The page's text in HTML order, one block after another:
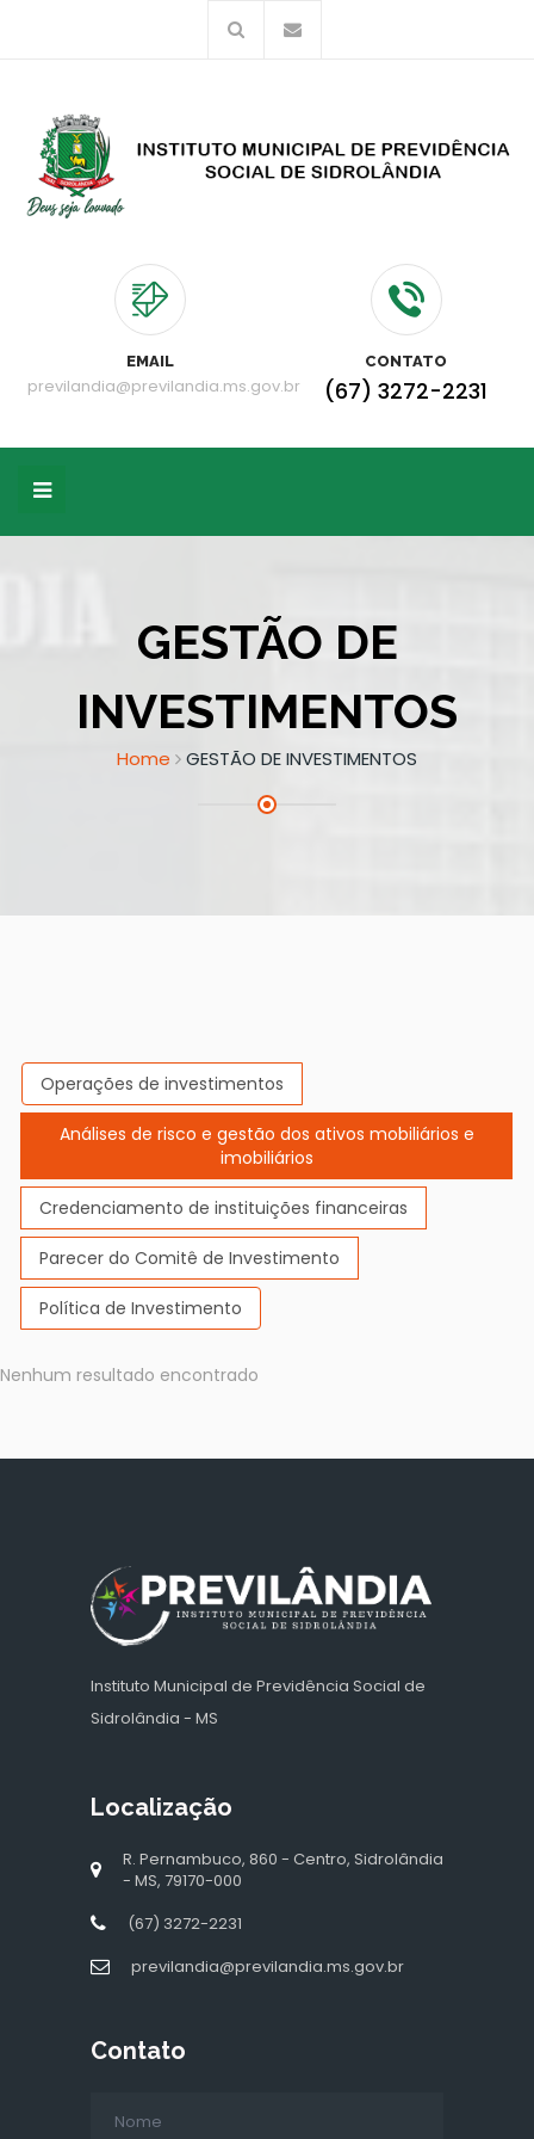
EMAIL
previlandia@previlandia.ms.gov.br
CONTATO
(67) 3272-2231
GESTÃO DE
INVESTIMENTOS
Home GESTÃO DE INVESTIMENTOS
Operações de investimentos
Análises de risco e gestão dos ativos mobiliários e
imobiliários
Credenciamento de instituições financeiras
Parecer do Comitê de Investimento
Política de Investimento
Nenhum resultado encontrado
Instituto Municipal de Previdência Social de
Sidrolândia - MS
Localização
R. Pernambuco, 860 - Centro, Sidrolândia
- MS, 79170-000
(67) 3272-2231
previlandia@previlandia.ms.gov.br
Contato